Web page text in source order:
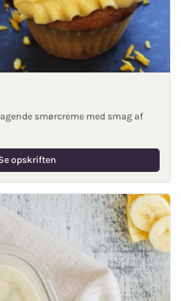
smørcreme med smag af
opskriften